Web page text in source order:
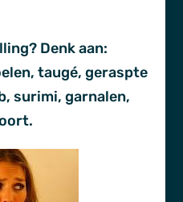
Denk aan:
taugé, geraspte
surimi, garnalen,